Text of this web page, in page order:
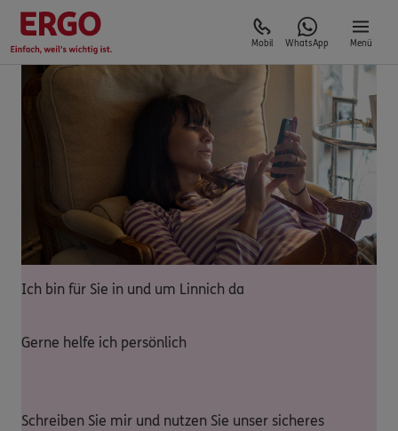
Mobil WhatsApp Menü
Ich bin für Sie in und um Linnich da
Gerne helfe ich persönlich
Schreiben Sie mir und nutzen Sie unser sicheres